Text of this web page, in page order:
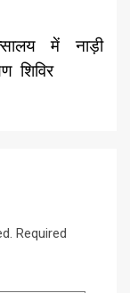
में नाड़ी
शिविर
Required